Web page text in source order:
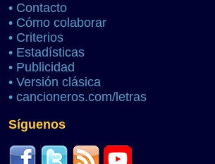
• Contacto
• Cómo colaborar
• Criterios
• Estadísticas
• Publicidad
• Versión clásica
• cancioneros.com/letras
Síguenos